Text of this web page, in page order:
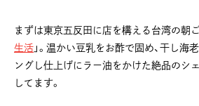
まずは東京五反田に店を構える台湾の朝ご
生活 」。温かい豆乳をお酢で固め、干し海
ングし仕上げにラー油をかけた絶品のシ
してます。